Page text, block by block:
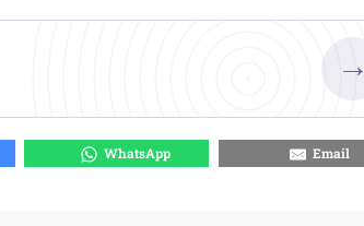
→
WhatsApp Email